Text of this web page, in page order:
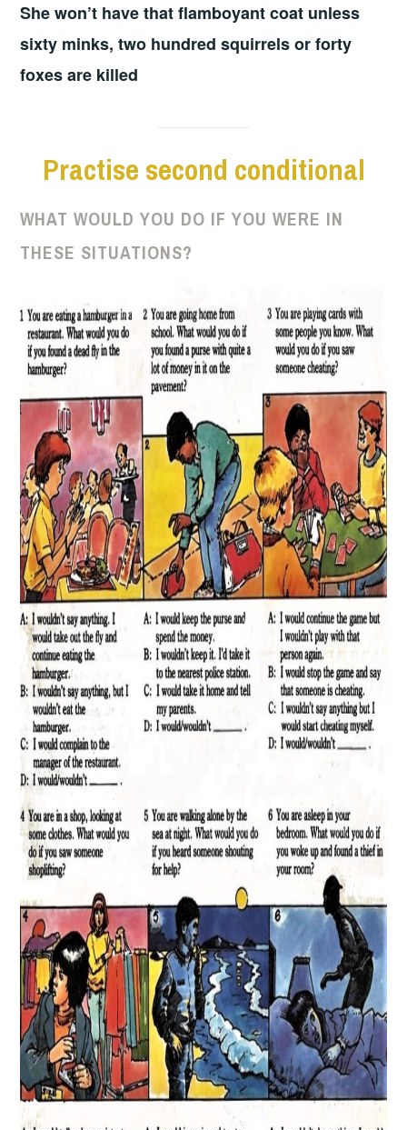
She won’t have that flamboyant coat unless
sixty minks,two hundred squirrelsor forty
foxes are killed
Practise second conditional
WHAT WOULD YOU DO IF YOU WERE IN
THESE SITUATIONS?